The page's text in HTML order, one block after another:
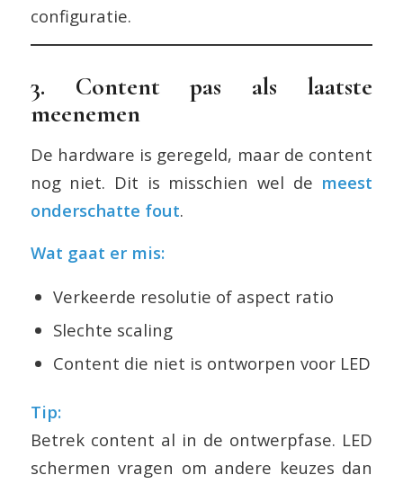
configuratie.
3. Content pas als laatste
meenemen
De hardware is geregeld, maar de content
nog niet. Dit is misschien wel de meest
onderschatte fout.
Wat gaat er mis:
Verkeerde resolutie of aspect ratio
Slechte scaling
Content die niet is ontworpen voor LED
Tip:
Betrek content al in de ontwerpfase. LED
schermen vragen om andere keuzes dan